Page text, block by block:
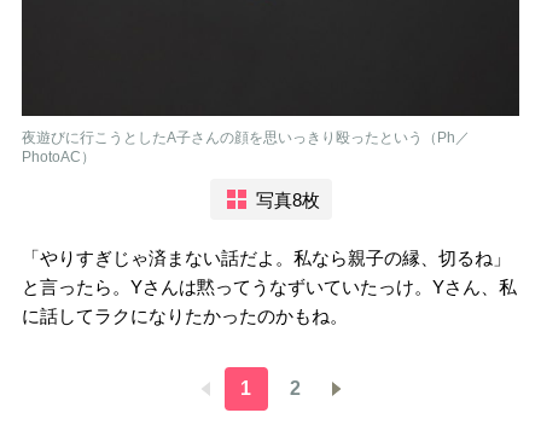
夜遊びに行こうとしたA子さんの顔を思いっきり殴ったという（Ph／
PhotoAC）
写真8枚
「やりすぎじゃ済まない話だよ。私なら親子の縁、切るね」
と言ったら。Yさんは黙ってうなずいていたっけ。Yさん、私
に話してラクになりたかったのかもね。
1 2